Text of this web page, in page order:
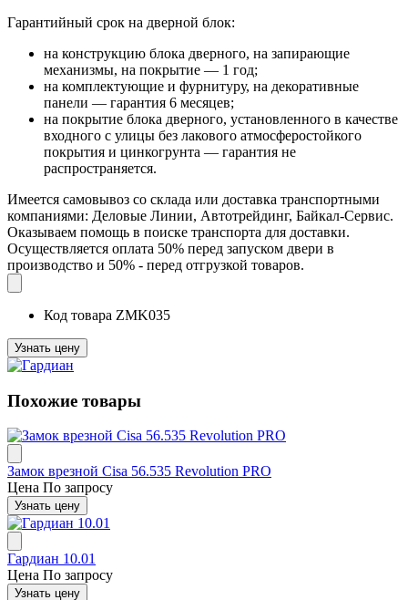
Гарантийный срок на дверной блок:
на конструкцию блока дверного, на запирающие
механизмы, на покрытие — 1 год;
на комплектующие и фурнитуру, на декоративные
панели — гарантия 6 месяцев;
на покрытие блока дверного, установленного в качестве
входного с улицы без лакового атмосферостойкого
покрытия и цинкогрунта — гарантия не
распространяется.
Имеется самовывоз со склада или доставка транспортными
компаниями: Деловые Линии, Автотрейдинг, Байкал-Сервис.
Оказываем помощь в поиске транспорта для доставки.
Осуществляется оплата 50% перед запуском двери в
производство и 50% - перед отгрузкой товаров.
Код товара ZMK035
Узнать цену
Похожие товары
Замок врезной Cisa 56.535 Revolution PRO
Цена По запросу
Узнать цену
Гардиан 10.01
Цена По запросу
Узнать цену